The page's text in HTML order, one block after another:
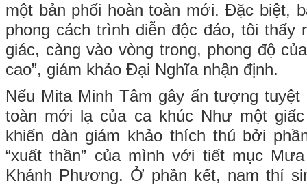
một bản phối hoàn toàn mới. Đặc biệt,
phong cách trình diễn độc đáo, tôi thấy
giác, càng vào vòng trong, phong độ
cao”, giám khảo Đại Nghĩa nhận định.
Nếu Mita Minh Tâm gây ấn tượng
toàn mới lạ của ca khúc Như một
khiến dàn giám khảo thích thú bởi
“xuất thần” của mình với tiết mục
Khánh Phương. Ở phần kết, nam thí